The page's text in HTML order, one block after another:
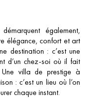
également,
élégance, confort et art
destination : c’est une
d’un chez-soi où il fait
villa de prestige à
: c’est un lieu où l’on
chaque instant.